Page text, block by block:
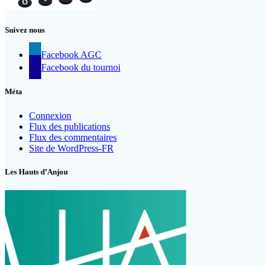
Suivez nous
Facebook AGC
Facebook du tournoi
Méta
Connexion
Flux des publications
Flux des commentaires
Site de WordPress-FR
Les Hauts d’Anjou